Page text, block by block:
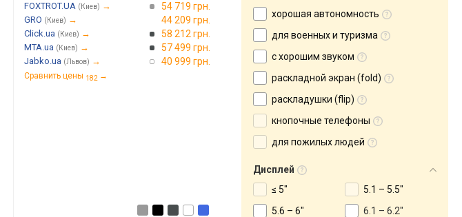
FOXTROT.UA (Киев) → 54 719 грн.
GRO (Киев) → 44 209 грн.
Click.ua (Киев) → 58 212 грн.
MTA.ua (Киев) → 57 499 грн.
Jabko.ua (Львов) → 40 999 грн.
Сравнить цены 182 →
хорошая автономность
для военных и туризма
с хорошим звуком
раскладной экран (fold)
раскладушки (flip)
кнопочные телефоны
для пожилых людей
Дисплей
≤ 5"
5.1 – 5.5"
5.6 – 6"
6.1 – 6.2"